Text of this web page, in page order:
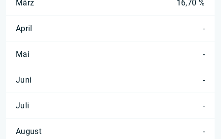
März 16,70 %
April -
Mai -
Juni -
Juli -
August -